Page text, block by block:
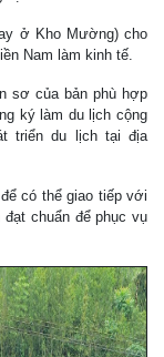
ở Kho Mường) cho
Nam làm kinh tế.
sơ của bản phù hợp
ký làm du lịch cộng
triển du lịch tại địa
có thể giao tiếp với
chuẩn để phục vụ